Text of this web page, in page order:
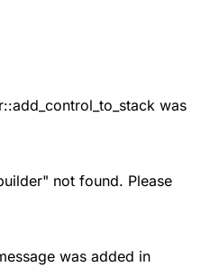
was
not found. Please
was added in